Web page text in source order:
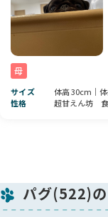
母
サイズ
体高 30cm｜
性格
超甘えん坊
パグ(522)